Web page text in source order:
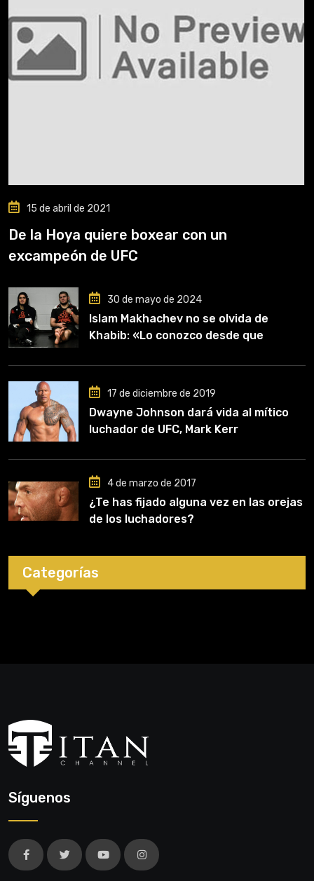
15 de abril de 2021
De la Hoya quiere boxear con un
excampeón de UFC
30 de mayo de 2024
Islam Makhachev no se olvida de
Khabib: «Lo conozco desde que
clave en mi carrera»
17 de diciembre de 2019
Dwayne Johnson dará vida al mítico
luchador de UFC, Mark Kerr
4 de marzo de 2017
¿Te has fijado alguna vez en las orejas
de los luchadores?
Categorías
Síguenos